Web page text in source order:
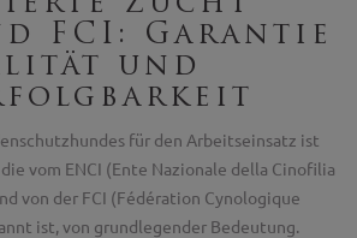
FCI: Garantie
und
für den Arbeitseinsatz ist
vom ENCI (Ente Nazionale della Cinofilia
von der FCI (Fédération Cynologique
ist, von grundlegender Bedeutung.